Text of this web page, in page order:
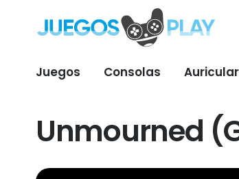
Juegos Consolas
Unmourned